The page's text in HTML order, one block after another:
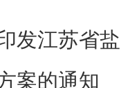
发江苏省盐
案的通知